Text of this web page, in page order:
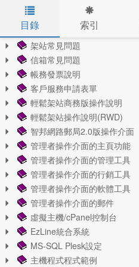
Skip to main content
目錄 索引
架站常見問題
信箱常見問題
帳務發票說明
客戶服務申請表單
輕鬆架站商務版操作說明
輕鬆架站操作說明(RWD)
智邦網路郵局2.0版操作介面
管理者操作介面的主頁功能
管理者操作介面的管理工具
管理者操作介面的行銷工具
管理者操作介面的軟體工具
管理者操作介面的郵件
虛擬主機/cPanel控制台
EzLine統合系統
MS-SQL Plesk設定
主機程式程式範例